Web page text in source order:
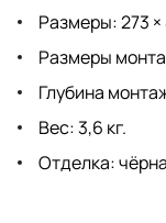
Размеры: 273 ×
Размеры
Глубина
Вес: 3,6 кг.
Отделка: